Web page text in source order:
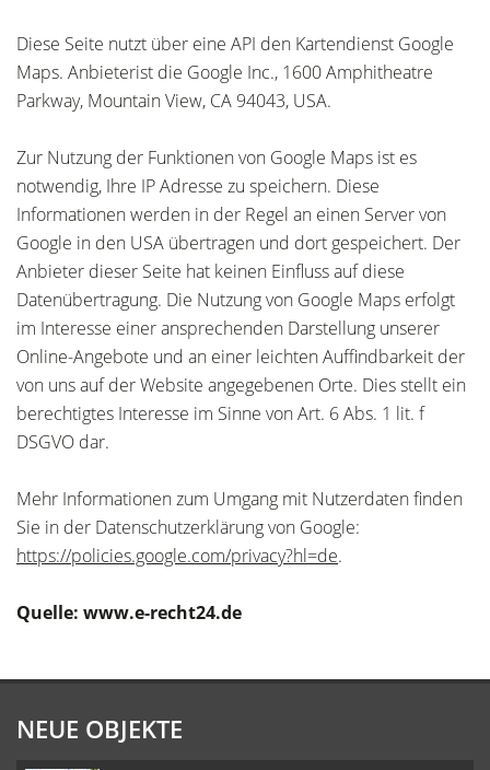
Diese Seite nutzt über eine API den Kartendienst Google
Maps. Anbieterist die Google Inc., 1600 Amphitheatre
Parkway, Mountain View, CA 94043, USA.
Zur Nutzung der Funktionen von Google Maps ist es
notwendig, Ihre IP Adresse zu speichern. Diese
Informationen werden in der Regel an einen Server von
Google in den USA übertragen und dort gespeichert. Der
Anbieter dieser Seite hat keinen Einfluss auf diese
Datenübertragung. Die Nutzung von Google Maps erfolgt
im Interesse einer ansprechenden Darstellung unserer
Online-Angebote und an einer leichten Auffindbarkeit der
von uns auf der Website angegebenen Orte. Dies stellt ein
berechtigtes Interesse im Sinne von Art. 6 Abs. 1 lit. f
DSGVO dar.
Mehr Informationen zum Umgang mit Nutzerdaten finden
Sie in der Datenschutzerklärung von Google:
https://policies.google.com/privacy?hl=de.
Quelle: www.e-recht24.de
NEUE OBJEKTE